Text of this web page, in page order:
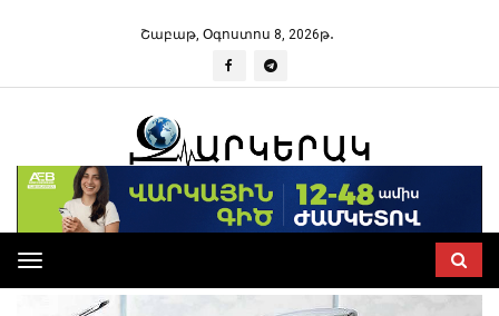
Շաբաթ, Օգոստոս 8, 2026թ․
Toggle
navigation